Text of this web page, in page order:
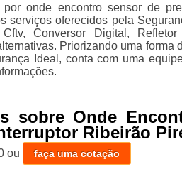
onde encontro sensor de
serviços oferecidos pela
Conversor Digital,
Priorizando uma forma
Ideal, conta com uma
sobre Onde
Ribeirão
ou faça uma cotação